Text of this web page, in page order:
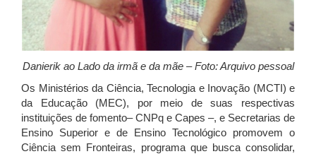
Danierik ao Lado da irmã e da mãe – Foto: Arquivo pessoal
Os Ministérios da Ciência, Tecnologia e Inovação (MCTI) e
da Educação (MEC), por meio de suas respectivas
instituições de fomento– CNPq e Capes –, e Secretarias de
Ensino Superior e de Ensino Tecnológico promovem o
Ciência sem Fronteiras, programa que busca consolidar,